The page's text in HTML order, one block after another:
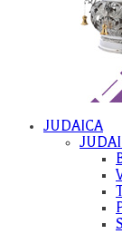
JUDAICA